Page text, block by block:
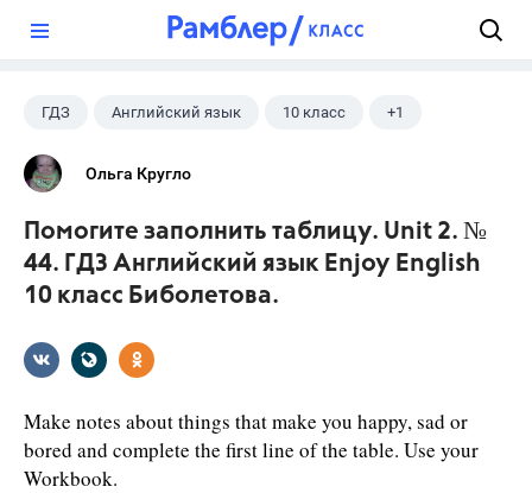
ГДЗ Английский язык 10 класс +1
Биболетова М. З.
Ольга Кругло
Помогите заполнить таблицу. Unit 2. №
44. ГДЗ Английский язык Enjoy English
10 класс Биболетова.
Make notes about things that make you happy, sad or
bored and complete the first line of the table. Use your
Workbook.